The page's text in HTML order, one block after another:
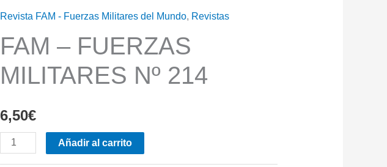
Revista FAM - Fuerzas Militares del Mundo, Revistas
FAM – FUERZAS
MILITARES Nº 214
6,50€
FAM
Añadir al carrito